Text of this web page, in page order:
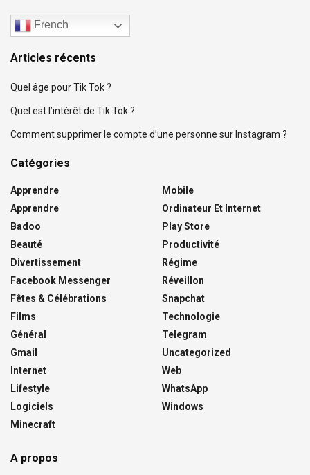
French
Articles récents
Quel âge pour Tik Tok ?
Quel est l’intérêt de Tik Tok ?
Comment supprimer le compte d’une personne sur Instagram ?
Catégories
Apprendre
Apprendre
Badoo
Beauté
Divertissement
Facebook Messenger
Fêtes & Célébrations
Films
Général
Gmail
Internet
Lifestyle
Logiciels
Minecraft
Mobile
Ordinateur Et Internet
Play Store
Productivité
Régime
Réveillon
Snapchat
Technologie
Telegram
Uncategorized
Web
WhatsApp
Windows
A propos